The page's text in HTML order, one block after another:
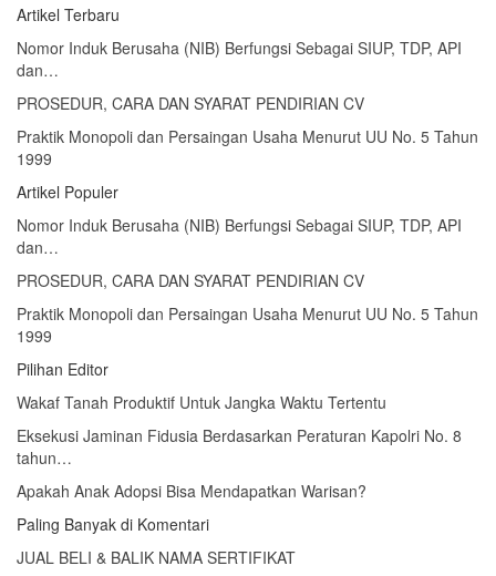
Artikel Terbaru
Nomor Induk Berusaha (NIB) Berfungsi Sebagai SIUP, TDP, API
dan…
PROSEDUR, CARA DAN SYARAT PENDIRIAN CV
Praktik Monopoli dan Persaingan Usaha Menurut UU No. 5 Tahun
1999
Artikel Populer
Nomor Induk Berusaha (NIB) Berfungsi Sebagai SIUP, TDP, API
dan…
PROSEDUR, CARA DAN SYARAT PENDIRIAN CV
Praktik Monopoli dan Persaingan Usaha Menurut UU No. 5 Tahun
1999
Pilihan Editor
Wakaf Tanah Produktif Untuk Jangka Waktu Tertentu
Eksekusi Jaminan Fidusia Berdasarkan Peraturan Kapolri No. 8
tahun…
Apakah Anak Adopsi Bisa Mendapatkan Warisan?
Paling Banyak di Komentari
JUAL BELI & BALIK NAMA SERTIFIKAT